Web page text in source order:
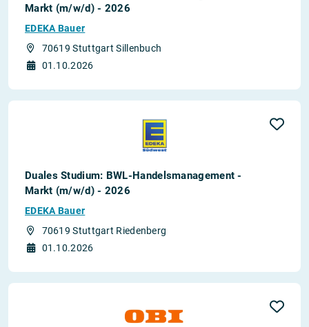
Markt (m/w/d) - 2026
EDEKA Bauer
70619 Stuttgart Sillenbuch
01.10.2026
Duales Studium: BWL-Handelsmanagement -
Markt (m/w/d) - 2026
EDEKA Bauer
70619 Stuttgart Riedenberg
01.10.2026